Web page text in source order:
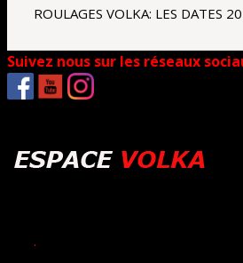
ROULAGES VOLKA: LES DATES
Suivez nous sur les réseaux
.